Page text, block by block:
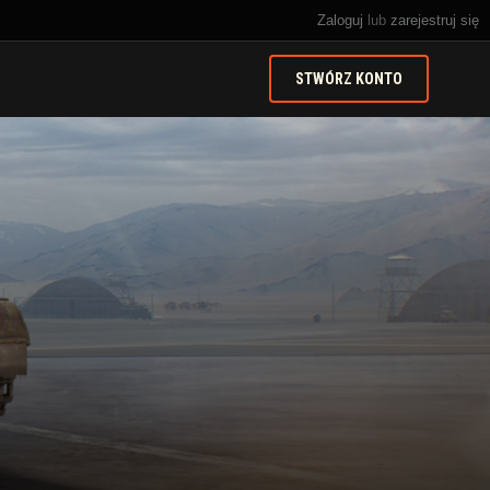
Zaloguj lub zarejestruj się
STWÓRZ KONTO